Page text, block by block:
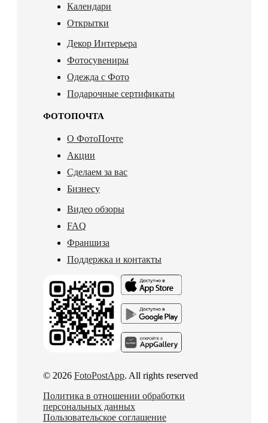
Календари
Открытки
Декор Интерьера
Фотосувениры
Одежда с Фото
Подарочные сертификаты
ФОТОПОЧТА
О ФотоПочте
Акции
Сделаем за вас
Бизнесу
Видео обзоры
FAQ
Франшиза
Поддержка и контакты
© 2026 FotoPostApp. All rights reserved
Политика в отношении обработки
персональных данных
Пользовательское соглашение